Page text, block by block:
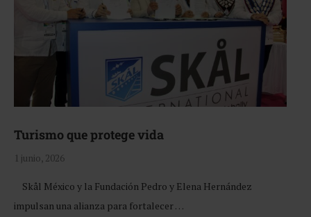
Turismo que protege vida
1 junio, 2026
Skål México y la Fundación Pedro y Elena Hernández
impulsan una alianza para fortalecer …